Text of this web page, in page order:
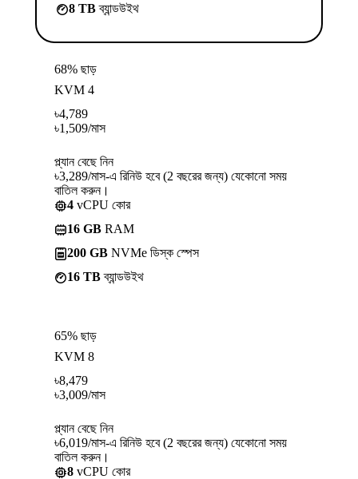
8 TBব্যান্ডউইথ
68% ছাড়
KVM 4
৳4,789
৳1,509/মাস
প্ল্যান বেছে নিন
৳3,289/মাস-এ রিনিউ হবে (2 বছরের জন্য) যেকোনো সময়
বাতিল করুন।
4 vCPU কোর
16 GB RAM
200 GB NVMe ডিস্ক স্পেস
16 TBব্যান্ডউইথ
65% ছাড়
KVM 8
৳8,479
৳3,009/মাস
প্ল্যান বেছে নিন
৳6,019/মাস-এ রিনিউ হবে (2 বছরের জন্য) যেকোনো সময়
বাতিল করুন।
8 vCPU কোর